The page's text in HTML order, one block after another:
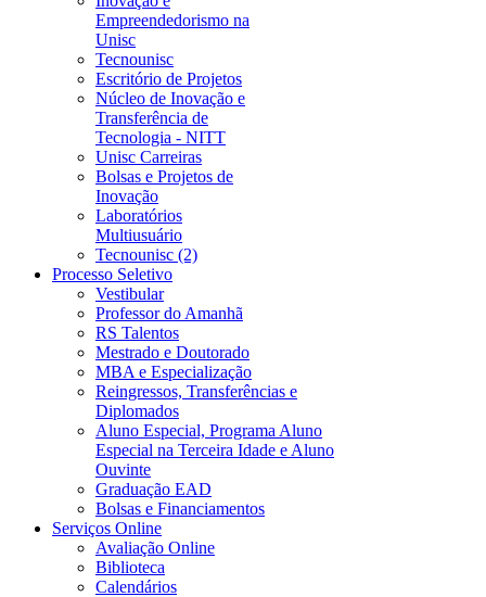
Empreendedorismo na
Unisc
Tecnounisc
Escritório de Projetos
Núcleo de Inovação e
Transferência de
Tecnologia - NITT
Unisc Carreiras
Bolsas e Projetos de
Inovação
Laboratórios
Multiusuário
Tecnounisc (2)
Processo Seletivo
Vestibular
Professor do Amanhã
RS Talentos
Mestrado e Doutorado
MBA e Especialização
Reingressos, Transferências e
Diplomados
Aluno Especial, Programa Aluno
Especial na Terceira Idade e Aluno
Ouvinte
Graduação EAD
Bolsas e Financiamentos
Serviços Online
Avaliação Online
Biblioteca
Calendários